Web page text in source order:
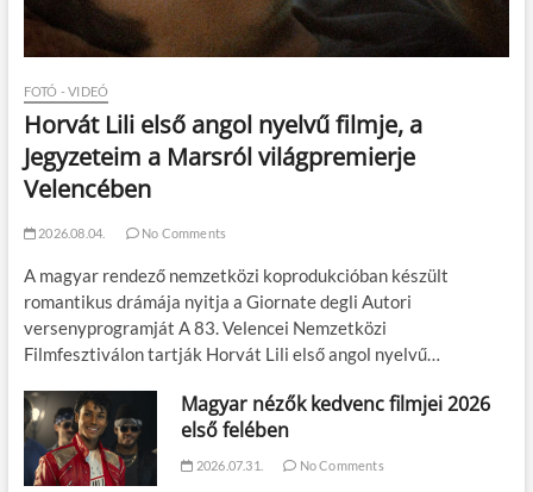
FOTÓ - VIDEÓ
Horvát Lili első angol nyelvű filmje, a
Jegyzeteim a Marsról világpremierje
Velencében
2026.08.04. No Comments
A magyar rendező nemzetközi koprodukcióban készült
romantikus drámája nyitja a Giornate degli Autori
versenyprogramját A 83. Velencei Nemzetközi
Filmfesztiválon tartják Horvát Lili első angol nyelvű…
Magyar nézők kedvenc filmjei 2026
első felében
2026.07.31. No Comments